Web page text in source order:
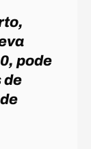
pode
de